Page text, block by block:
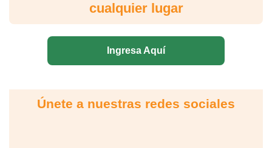
cualquier lugar
Ingresa Aquí
Únete a nuestras redes sociales